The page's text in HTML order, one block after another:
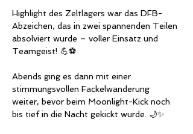
Highlight des Zeltlagers war das DFB-
Abzeichen, das in zwei spannenden Teilen
absolviert wurde – voller Einsatz und
Teamgeist! 💪⚽
Abends ging es dann mit einer
stimmungsvollen Fackelwanderung
weiter, bevor beim Moonlight-Kick noch
bis tief in die Nacht gekickt wurde. 🌙✨